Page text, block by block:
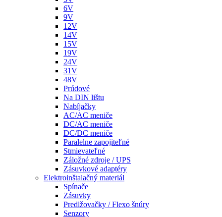
6V
9V
12V
14V
15V
19V
24V
31V
48V
Prúdové
Na DIN lištu
Nabíjačky
AC/AC meniče
DC/AC meniče
DC/DC meniče
Paralelne zapojiteľné
Stmievateľné
Záložné zdroje / UPS
Zásuvkové adaptéry
Elektroinštalačný materiál
Spínače
Zásuvky
Predlžovačky / Flexo šnúry
Senzory